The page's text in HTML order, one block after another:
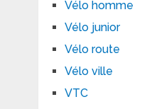
Vélo homme
Vélo junior
Vélo route
Vélo ville
VTC